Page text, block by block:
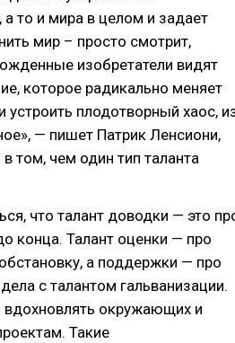
а то и мира в целом и задает
мир – просто смотрит,
изобретатели видят
которое радикально меняет
плодотворный хаос,
— пишет Патрик Ленсиони,
том, чем один тип таланта
что талант доводки — это
конца. Талант оценки — про
а поддержки — про
с талантом гальванизации.
окружающих и
Такие